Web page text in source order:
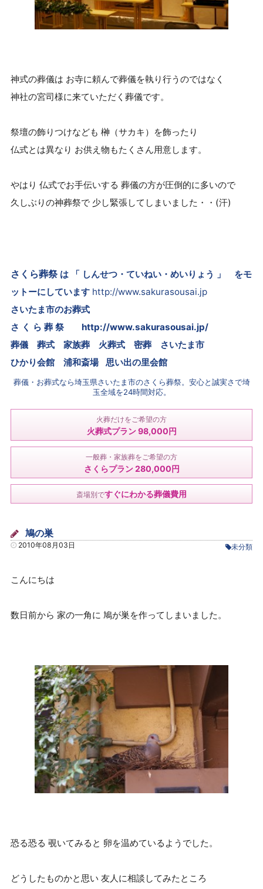
神式の葬儀は お寺に頼んで葬儀を執り行うのではなく
神社の宮司様に来ていただく葬儀です。
祭壇の飾りつけなども 榊（サカキ）を飾ったり
仏式とは異なり お供え物もたくさん用意します。
やはり 仏式でお手伝いする 葬儀の方が圧倒的に多いので
久しぶりの神葬祭で 少し緊張してしまいました・・(汗)
さくら葬祭 は 「 しんせつ・ていねい・めいりょう 」 をモ
ットーにしています http://www.sakurasousai.jp
さいたま市のお葬式
さ く ら 葬 祭
http://www.sakurasousai.jp/
葬儀 葬式 家族葬 火葬式 密葬さいたま市
ひかり会館 浦和斎場 思い出の里会館
葬儀・お葬式なら埼玉県さいたま市のさくら葬祭。安心と誠実さで埼
玉全域を24時間対応。
火葬だけをご希望の方
火葬式プラン 98,000円
一般葬・家族葬をご希望の方
さくらプラン 280,000円
斎場別ですぐにわかる葬儀費用
鳩の巣
2010年08月03日 未分類
こんにちは
数日前から 家の一角に 鳩が巣を作ってしまいました。
恐る恐る 覗いてみると 卵を温めているようでした。
どうしたものかと思い 友人に相談してみたところ